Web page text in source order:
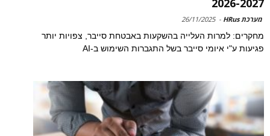
2026-2027
מערכת HRus -
26/11/2025
מחקרים: למרות העלייה בהשקעות באבטחת סייבר, צפויות יותר
פגיעות ע"י איומי סייבר בשל התגברות השימוש ב-AI